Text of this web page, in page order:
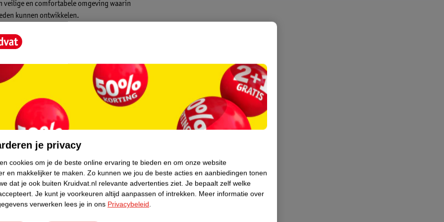
veilige en comfortabele omgeving waarin
kunnen ontwikkelen.
speeloppervlak van 90 x 90 cm vormen.
kleine avonturen en speelmomenten.
Hierdoor kan je jouw kindje met een
ideaal voor buiten in de tuin! De
tegen koude en natte vloeren
een fluitje van een cent!
je privacy
cookies om je de beste online ervaring te bieden en om onze website
en makkelijker te maken. Zo kunnen we jou de beste acties en aanbiedingen tonen
dat je ook buiten Kruidvat.nl relevante advertenties ziet. Je bepaalt zelf welke
Je kunt je voorkeuren altijd aanpassen of intrekken. Meer informatie over
verwerken lees je in ons Privacybeleid.